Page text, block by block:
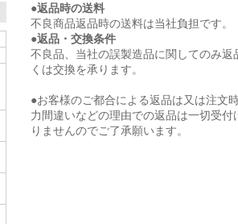
●返品時の送料
不良商品返品時の送料は当社負担です。
●返品・交換条件
不良品、当社の誤製造品に関してのみ返
くは交換を承ります。
●お客様のご都合による返品は又は注文
力間違いなどの理由での返品は一切受付
りませんのでご了承願います。